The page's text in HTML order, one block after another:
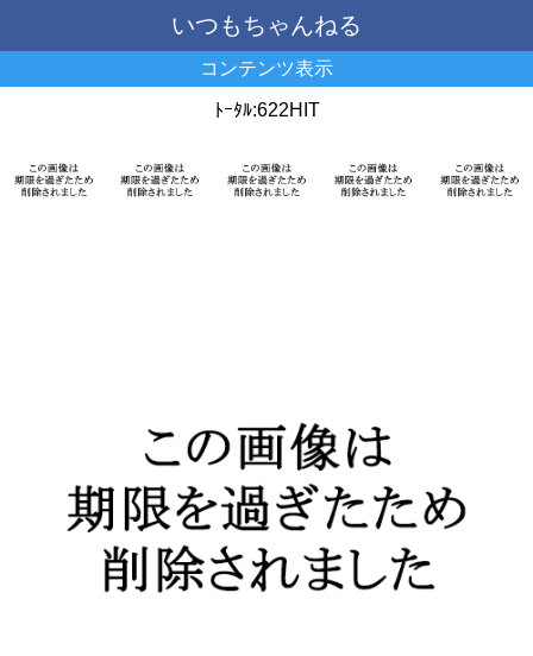
いつもちゃんねる
コンテンツ表示
ﾄｰﾀﾙ:622HIT